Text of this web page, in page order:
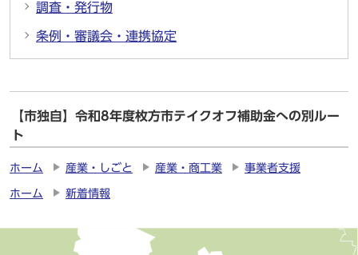
調査・発行物
条例・審議会・連携協定
【市独自】令和8年度枚方市テイクオフ補助金への別ルー
ト
ホーム 産業・しごと 産業・商工業 事業者支援
ホーム 新着情報